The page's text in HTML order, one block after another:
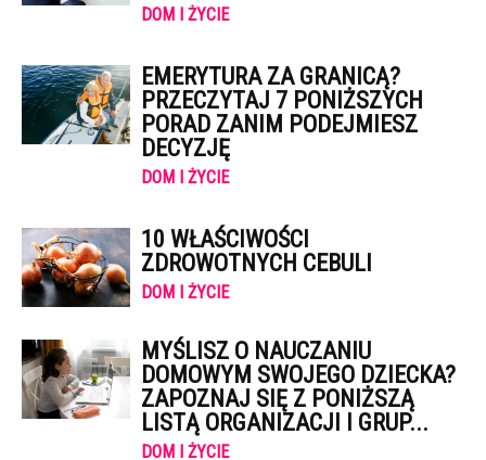
DOM I ŻYCIE
EMERYTURA ZA GRANICĄ?
PRZECZYTAJ 7 PONIŻSZYCH
PORAD ZANIM PODEJMIESZ
DECYZJĘ
DOM I ŻYCIE
10 WŁAŚCIWOŚCI
ZDROWOTNYCH CEBULI
DOM I ŻYCIE
MYŚLISZ O NAUCZANIU
DOMOWYM SWOJEGO DZIECKA?
ZAPOZNAJ SIĘ Z PONIŻSZĄ
LISTĄ ORGANIZACJI I GRUP...
DOM I ŻYCIE